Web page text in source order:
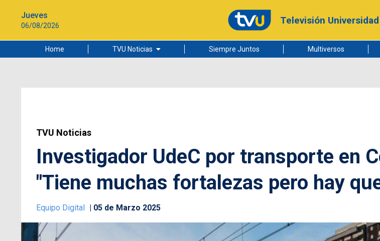
Jueves
06/08/2026 Televisión
Home TVU Noticias
Ciudad
Siempre Juntos Multiversos
TVU Noticias
Investigador UdeC por transporte en
"Tiene muchas fortalezas pero hay
Equipo Digital 05 de Marzo 2025